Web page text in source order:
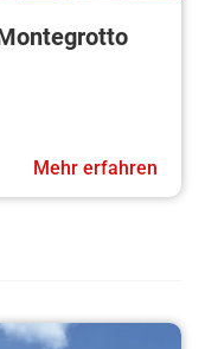
Mehr erfahren